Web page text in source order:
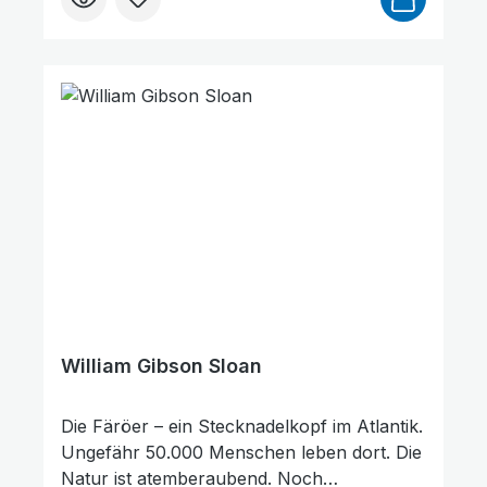
gehört zu den Bereichen seines Dienstes,
ihn auf seinem langen Lebensweg, der
William Gibson Sloan
Die Färöer – ein Stecknadelkopf im Atlantik.
Ungefähr 50.000 Menschen leben dort. Die
Natur ist atemberaubend. Noch